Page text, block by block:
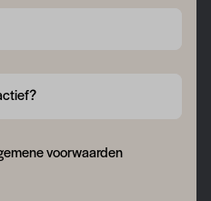
voorwaarden